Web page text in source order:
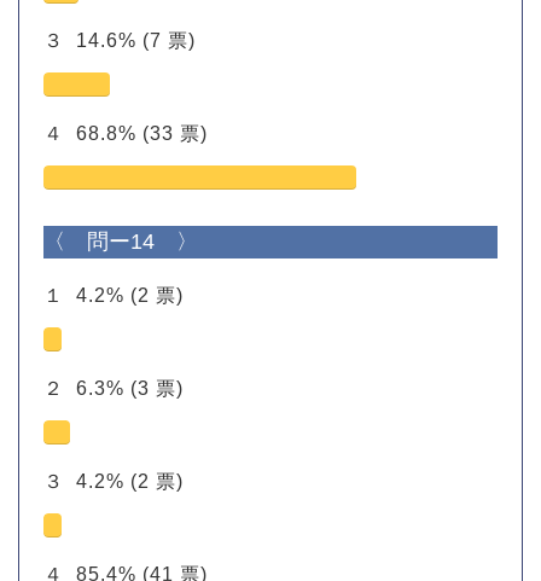
３ 14.6% (7 票)
４ 68.8% (33 票)
〈 問ー14 〉
１ 4.2% (2 票)
２ 6.3% (3 票)
３ 4.2% (2 票)
４ 85.4% (41 票)